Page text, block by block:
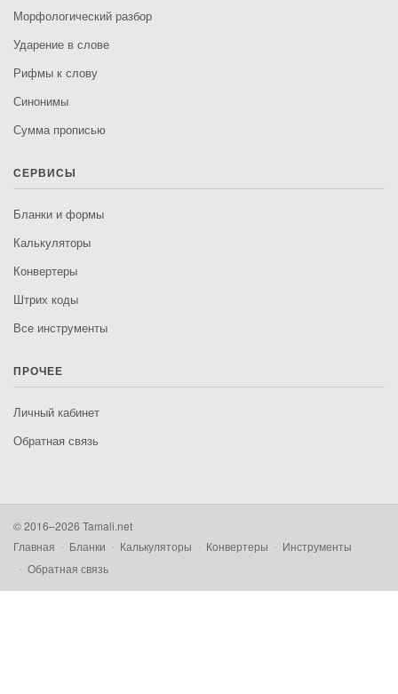
Морфологический разбор
Ударение в слове
Рифмы к слову
Синонимы
Сумма прописью
СЕРВИСЫ
Бланки и формы
Калькуляторы
Конвертеры
Штрих коды
Все инструменты
ПРОЧЕЕ
Личный кабинет
Обратная связь
© 2016–2026 Tamali.net
Главная
Бланки Калькуляторы Конвертеры
Инструменты
Обратная связь